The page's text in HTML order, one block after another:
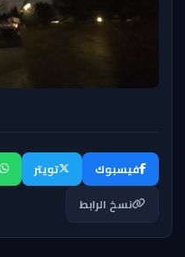
فيسبوك تويتر
نسخ الرابط